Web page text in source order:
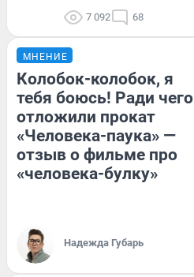
7 092 68
МНЕНИЕ
Колобок-колобок, я
тебя боюсь! Ради чего
отложили прокат
«Человека-паука» —
отзыв о фильме про
«человека-булку»
Надежда Губарь